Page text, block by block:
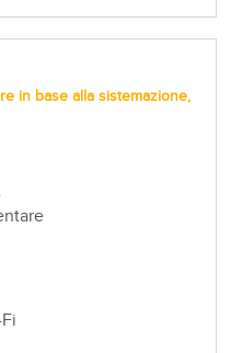
in base alla sistemazione,